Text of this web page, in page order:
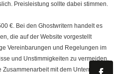
Preisleistung sollte dabei stimmen.
€. Bei den Ghostwritern handelt es
die auf der Website vorgestellt
Vereinbarungen und Regelungen im
und Unstimmigkeiten zu vermeiden.
mit dem Unternehmen